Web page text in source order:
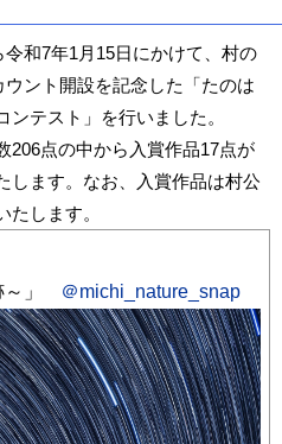
和7年1月15日にかけて、村の
ント開設を記念した「たのは
テスト」を行いました。
206点の中から入賞作品17点が
します。なお、入賞作品は村公
します。
」 ＠michi_nature_snap